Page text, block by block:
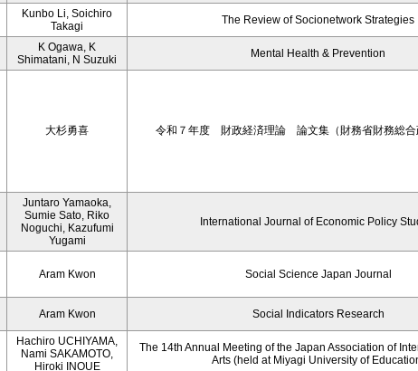
Kunbo Li, Soichiro
Takagi
The Review of Socionetwork Strategies
K Ogawa, K
Shimatani, N Suzuki
Mental Health & Prevention
大杉勇喜 令和７年度 財政経済理論 論文集（財務省財務総合
Juntaro Yamaoka,
Sumie Sato, Riko
Noguchi, Kazufumi
Yugami
International Journal of Economic Policy
Aram Kwon Social Science Japan Journal
Aram Kwon Social Indicators Research
Hachiro UCHIYAMA,
Nami SAKAMOTO,
Hiroki INOUE
The 14th Annual Meeting of the Japan Association of
Arts (held at Miyagi University of